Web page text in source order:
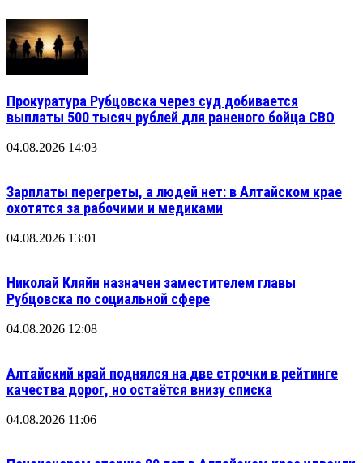
Прокуратура Рубцовска через суд добивается
выплаты 500 тысяч рублей для раненого бойца СВО
04.08.2026 14:03
Зарплаты перегреты, а людей нет: в Алтайском крае
охотятся за рабочими и медиками
04.08.2026 13:01
Николай Кляйн назначен заместителем главы
Рубцовска по социальной сфере
04.08.2026 12:08
Алтайский край поднялся на две строчки в рейтинге
качества дорог, но остаётся внизу списка
04.08.2026 11:06